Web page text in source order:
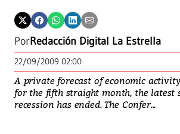
PorRedacción Digital La Estrella
22/09/2009 02:00
A private forecast of economic
for the fifth straight month, the latest
recession has ended. The Confer...